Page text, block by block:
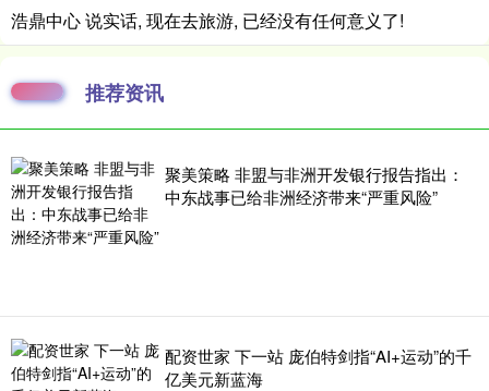
浩鼎中心 说实话, 现在去旅游, 已经没有任何意义了!
推荐资讯
聚美策略 非盟与非洲开发银行报告指出：
中东战事已给非洲经济带来“严重风险”
配资世家 下一站 庞伯特剑指“AI+运动”的千
亿美元新蓝海